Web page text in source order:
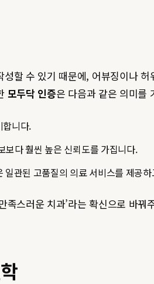
할 수 있기 때문에, 어뷰징이나
모두닥 인증은 다음과 같은 의미를
합니다.
보다 훨씬 높은 신뢰도를 가집니다.
관된 고품질의 의료 서비스를 제공
족스러운 치과’라는 확신으로 바꿔